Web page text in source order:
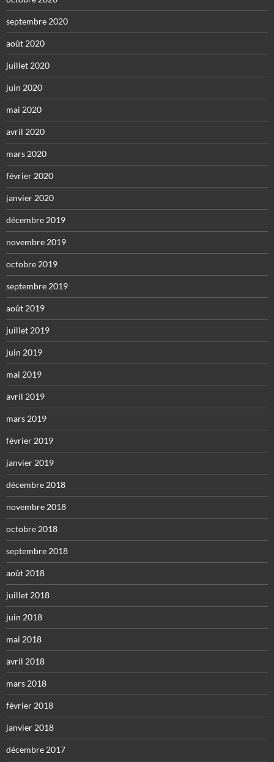
septembre 2020
août 2020
juillet 2020
juin 2020
mai 2020
avril 2020
mars 2020
février 2020
janvier 2020
décembre 2019
novembre 2019
octobre 2019
septembre 2019
août 2019
juillet 2019
juin 2019
mai 2019
avril 2019
mars 2019
février 2019
janvier 2019
décembre 2018
novembre 2018
octobre 2018
septembre 2018
août 2018
juillet 2018
juin 2018
mai 2018
avril 2018
mars 2018
février 2018
janvier 2018
décembre 2017